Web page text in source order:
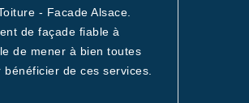
- Facade Alsace.
de façade fiable à
de mener à bien toutes
de ces services.